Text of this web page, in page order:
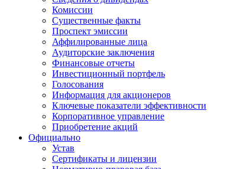
Комиссии
Существенные факты
Проспект эмиссии
Аффилированные лица
Аудиторские заключения
Финансовые отчеты
Инвестиционный портфель
Голосования
Информация для акционеров
Ключевые показатели эффективности
Корпоративное управление
Приобретение акций
Официально
Устав
Сертификаты и лицензии